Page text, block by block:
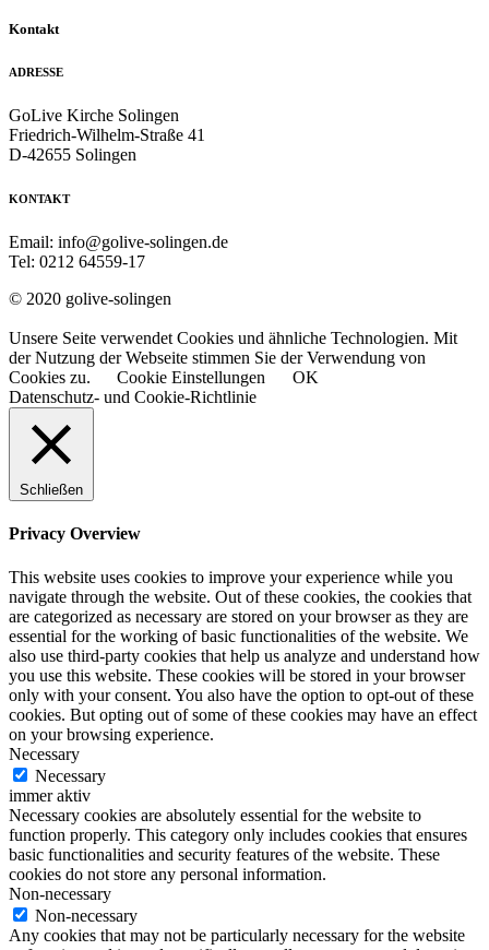
Kontakt
ADRESSE
GoLive Kirche Solingen
Friedrich-Wilhelm-Straße 41
D-42655 Solingen
KONTAKT
Email: info@golive-solingen.de
Tel: 0212 64559-17
© 2020 golive-solingen
Unsere Seite verwendet Cookies und ähnliche Technologien. Mit
der Nutzung der Webseite stimmen Sie der Verwendung von
Cookies zu.
Cookie Einstellungen
OK
Datenschutz- und Cookie-Richtlinie
Schließen
Privacy Overview
This website uses cookies to improve your experience while you
navigate through the website. Out of these cookies, the cookies that
are categorized as necessary are stored on your browser as they are
essential for the working of basic functionalities of the website. We
also use third-party cookies that help us analyze and understand how
you use this website. These cookies will be stored in your browser
only with your consent. You also have the option to opt-out of these
cookies. But opting out of some of these cookies may have an effect
on your browsing experience.
Necessary
Necessary
immer aktiv
Necessary cookies are absolutely essential for the website to
function properly. This category only includes cookies that ensures
basic functionalities and security features of the website. These
cookies do not store any personal information.
Non-necessary
Non-necessary
Any cookies that may not be particularly necessary for the website